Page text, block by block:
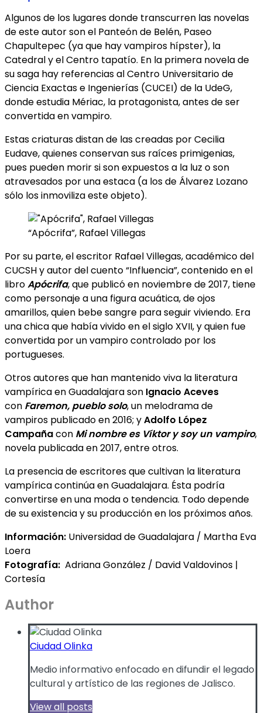
Algunos de los lugares donde transcurren las novelas
de este autor son el Panteón de Belén, Paseo
Chapultepec (ya que hay vampiros hípster), la
Catedral y el Centro tapatío. En la primera novela de
su saga hay referencias al Centro Universitario de
Ciencia Exactas e Ingenierías (CUCEI) de la UdeG,
donde estudia Mériac, la protagonista, antes de ser
convertida en vampiro.
Estas criaturas distan de las creadas por Cecilia
Eudave, quienes conservan sus raíces primigenias,
pues pueden morir si son expuestos a la luz o son
atravesados por una estaca (a los de Álvarez Lozano
sólo los inmoviliza este objeto).
“Apócrifa”, Rafael Villegas
Por su parte, el escritor Rafael Villegas, académico del
CUCSH y autor del cuento “Influencia”, contenido en el
libroApócrifa, que publicó en noviembre de 2017, tiene
como personaje a una figura acuática, de ojos
amarillos, quien bebe sangre para seguir viviendo. Era
una chica que había vivido en el siglo XVII, y quien fue
convertida por un vampiro controlado por los
portugueses.
Otros autores que han mantenido viva la literatura
vampírica en Guadalajara son Ignacio Aceves
con Faremon, pueblo solo, un melodrama de
vampiros publicado en 2016; yAdolfo López
Campañacon Mi nombre es Víktor y soy un vampiro,
novela publicada en 2017, entre otros.
La presencia de escritores que cultivan la literatura
vampírica continúa en Guadalajara. Ésta podría
convertirse en una moda o tendencia. Todo depende
de su existencia y su producción en los próximos años.
Información: Universidad de Guadalajara / Martha Eva
Loera
Fotografía: Adriana González / David Valdovinos |
Cortesía
Author
Ciudad Olinka
Medio informativo enfocado en difundir el legado
cultural y artístico de las regiones de Jalisco.
View all posts